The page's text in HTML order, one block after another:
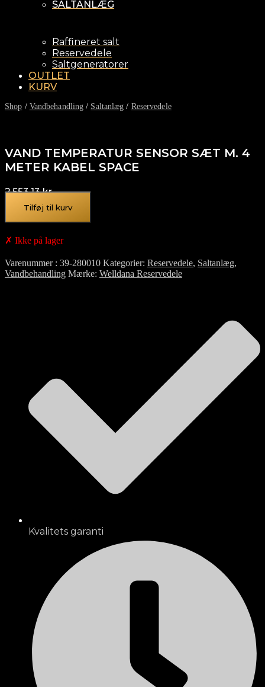
SALTANLÆG
Raffineret salt
Reservedele
Saltgeneratorer
OUTLET
KURV
Shop / Vandbehandling / Saltanlæg / Reservedele
VAND TEMPERATUR SENSOR SÆT M. 4
METER KABEL SPACE
2.553,13kr.
Tilføj til kurv
✗ Ikke på lager
Varenummer 39-280010 Kategorier Reservedele, Saltanlæg,
Vandbehandling Mærke Welldana Reservedele
Kvalitets garanti